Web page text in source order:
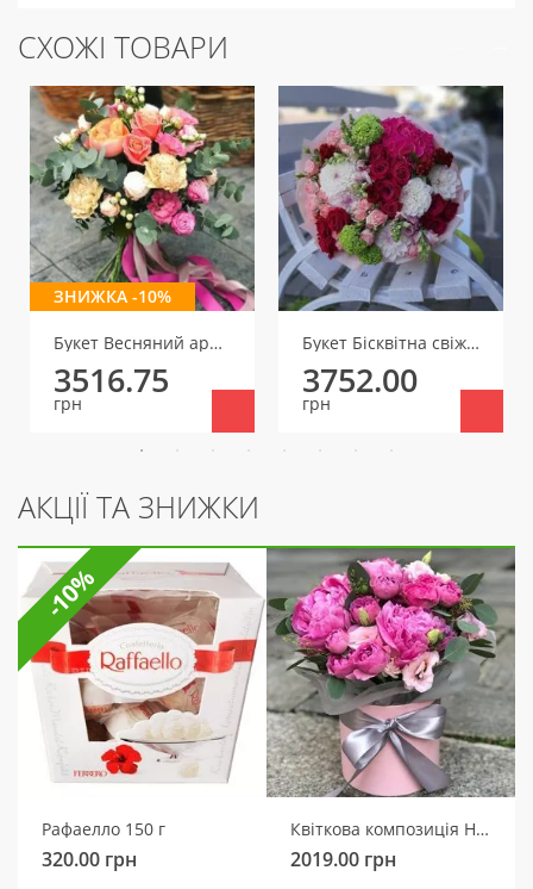
СХОЖІ ТОВАРИ
ЗНИЖКА -10%
Букет Весняний аромат
3516.75
грн
Букет Бісквітна свіжість
3752.00
грн
АКЦІЇ ТА ЗНИЖКИ
Рафаелло 150 г
320.00 грн
Квіткова композиція Ніжний мотив
2019.00 грн
-10%